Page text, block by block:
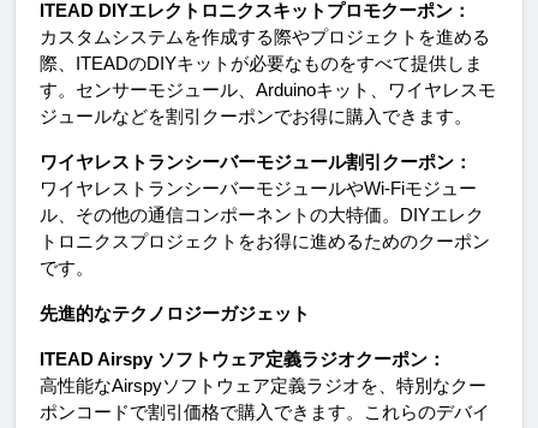
ITEAD DIYエレクトロニクスキットプロモクーポン：
カスタムシステムを作成する際やプロジェクトを進める
際、ITEADのDIYキットが必要なものをすべて提供しま
す。センサーモジュール、Arduinoキット、ワイヤレスモ
ジュールなどを割引クーポンでお得に購入できます。
ワイヤレストランシーバーモジュール割引クーポン：
ワイヤレストランシーバーモジュールやWi-Fiモジュー
ル、その他の通信コンポーネントの大特価。DIYエレク
トロニクスプロジェクトをお得に進めるためのクーポン
です。
先進的なテクノロジーガジェット
ITEAD Airspy ソフトウェア定義ラジオクーポン：
高性能なAirspyソフトウェア定義ラジオを、特別なクー
ポンコードで割引価格で購入できます。これらのデバイ